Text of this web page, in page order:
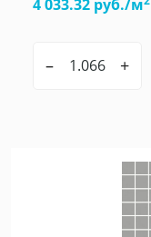
4 033.32 руб./м
– +